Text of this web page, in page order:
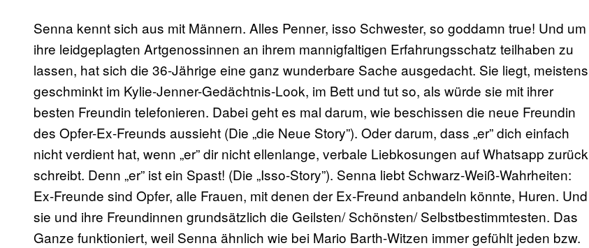
Senna kennt sich aus mit Männern. Alles Penner, isso Schwester, so goddamn true! Und um
ihre leidgeplagten Artgenossinnen an ihrem mannigfaltigen Erfahrungsschatz teilhaben zu
lassen, hat sich die 36-Jährige eine ganz wunderbare Sache ausgedacht. Sie liegt, meistens
geschminkt im Kylie-Jenner-Gedächtnis-Look, im Bett und tut so, als würde sie mit ihrer
besten Freundin telefonieren. Dabei geht es mal darum, wie beschissen die neue Freundin
des Opfer-Ex-Freunds aussieht (Die „die Neue Story”). Oder darum, dass „er” dich einfach
nicht verdient hat, wenn „er” dir nicht ellenlange, verbale Liebkosungen auf Whatsapp zurück
schreibt. Denn „er” ist ein Spast! (Die „Isso-Story”). Senna liebt Schwarz-Weiß-Wahrheiten:
Ex-Freunde sind Opfer, alle Frauen, mit denen der Ex-Freund anbandeln könnte, Huren. Und
sie und ihre Freundinnen grundsätzlich die Geilsten/ Schönsten/ Selbstbestimmtesten. Das
Ganze funktioniert, weil Senna ähnlich wie bei Mario Barth-Witzen immer gefühlt jeden bzw.